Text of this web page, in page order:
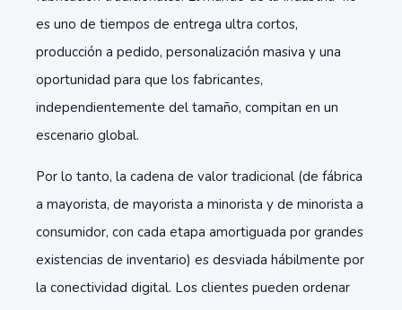
es uno de tiempos de entrega ultra cortos,
producción a pedido, personalización masiva y una
oportunidad para que los fabricantes,
independientemente del tamaño, compitan en un
escenario global.
Por lo tanto, la cadena de valor tradicional (de fábrica
a mayorista, de mayorista a minorista y de minorista a
consumidor, con cada etapa amortiguada por grandes
existencias de inventario) es desviada hábilmente por
la conectividad digital. Los clientes pueden ordenar